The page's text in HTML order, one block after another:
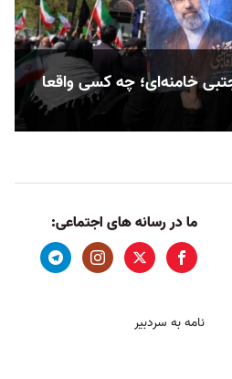
خامنه‌ای؛ چه کسی واقعا
ما در رسانه های اجتماعی:
نامه به سردبیر